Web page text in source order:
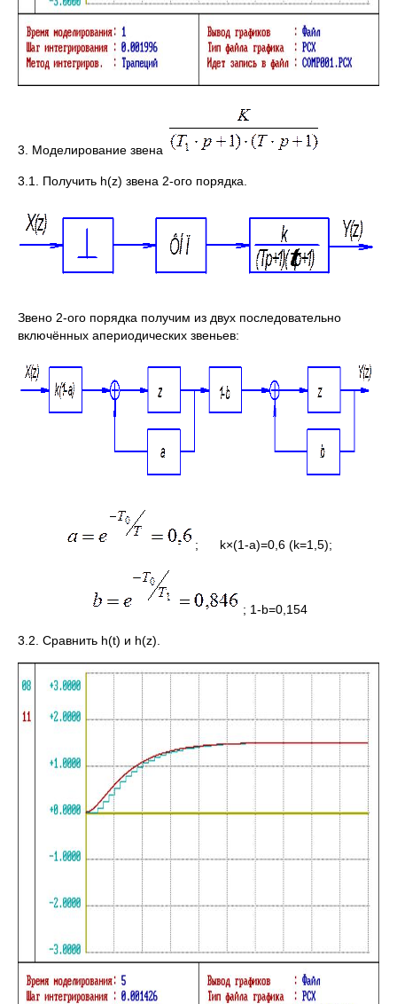
3. Моделирование звена
3.1. Получить h(z) звена 2-ого порядка.
Звено 2-ого порядка получим из двух последовательно
включённых апериодических звеньев:
; k×(1-a)=0,6 (k=1,5);
; 1-b=0,154
3.2. Сравнить h(t) и h(z).